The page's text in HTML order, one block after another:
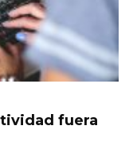
fuera